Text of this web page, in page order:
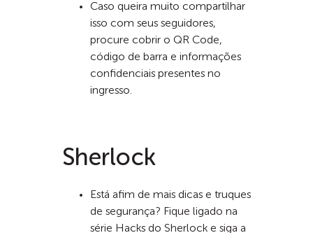
Caso queira muito compartilhar
isso com seus seguidores,
procure cobrir o QR Code,
código de barra e informações
confidenciais presentes no
ingresso.
Sherlock
Está afim de mais dicas e truques
de segurança? Fique ligado na
série Hacks do Sherlock e siga a